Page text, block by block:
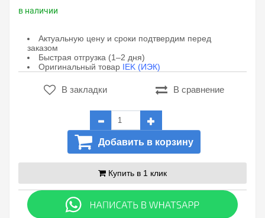
в наличии
Актуальную цену и сроки подтвердим перед
заказом
Быстрая отгрузка (1–2 дня)
Оригинальный товар IEK (ИЭК)
В закладки В сравнение
Добавить в корзину
Купить в 1 клик